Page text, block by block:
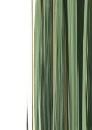
Strains